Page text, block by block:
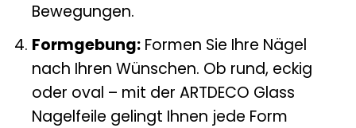
Bewegungen.
Formgebung:Formen Sie Ihre Nägel
nach Ihren Wünschen. Ob rund, eckig
oder oval – mit der ARTDECO Glass
Nagelfeile gelingt Ihnen jede Form